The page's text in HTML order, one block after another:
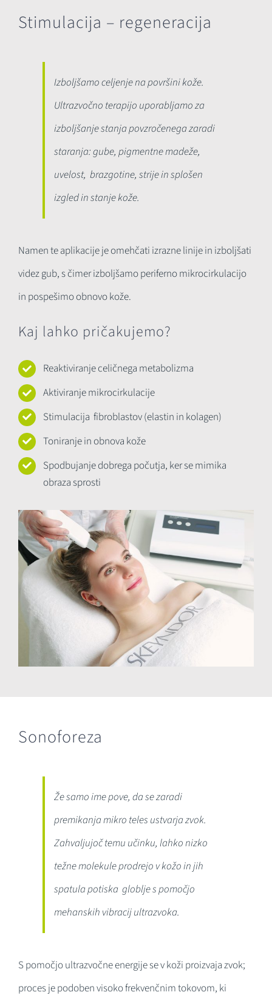
Stimulacija – regeneracija
Izboljšamo celjenje na površini kože.
Ultrazvočno terapijo uporabljamo za
izboljšanje stanja povzročenega zaradi
staranja: gube, pigmentne madeže,
uvelost, brazgotine, strije in splošen
izgled in stanje kože.
Namen te aplikacije je omehčati izrazne linije in izboljšati
videz gub, s čimer izboljšamo periferno mikrocirkulacijo
in pospešimo obnovo kože.
Kaj lahko pričakujemo?
Reaktiviranje celičnega metabolizma
Aktiviranje mikrocirkulacije
Stimulacija fibroblastov (elastin in kolagen)
Toniranje in obnova kože
Spodbujanje dobrega počutja, ker se mimika
obraza sprosti
Sonoforeza
Že samo ime pove, da se zaradi
premikanja mikro teles ustvarja zvok.
Zahvaljujoč temu učinku, lahko nizko
težne molekule prodrejo v kožo in jih
spatula potiska globlje s pomočjo
mehanskih vibracij ultrazvoka.
S pomočjo ultrazvočne energije se v koži proizvaja zvok;
proces je podoben visoko frekvenčnim tokovom, ki